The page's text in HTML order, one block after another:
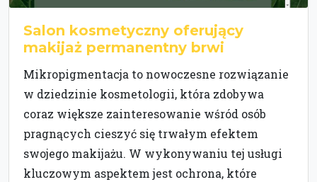
Salon kosmetyczny oferujący
makijaż permanentny brwi
Mikropigmentacja to nowoczesne rozwiązanie
w dziedzinie kosmetologii, która zdobywa
coraz większe zainteresowanie wśród osób
pragnących cieszyć się trwałym efektem
swojego makijażu. W wykonywaniu tej usługi
kluczowym aspektem jest ochrona, które